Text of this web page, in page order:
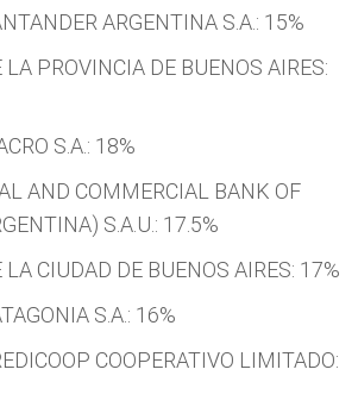
ARGENTINA S.A.: 15%
LA PROVINCIA DE BUENOS AIRES:
S.A.: 18%
AND COMMERCIAL BANK OF
S.A.U.: 17.5%
LA CIUDAD DE BUENOS AIRES: 17%
S.A.: 16%
COOPERATIVO LIMITADO: